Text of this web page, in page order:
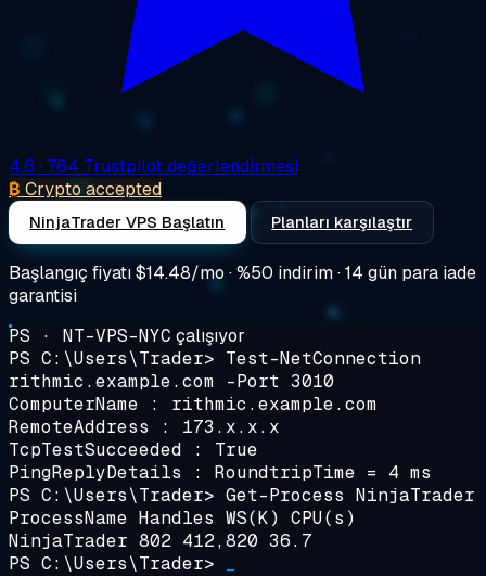
4.6 · 764 Trustpilot değerlendirmesi
₿ Crypto accepted
NinjaTrader VPS Başlatın Planları karşılaştır
Başlangıç fiyatı$14.48/mo· %50 indirim · 14 gün para iade
garantisi
PS · NT-VPS-NYC çalışıyor
PS C:\Users\Trader> Test-NetConnection
rithmic.example.com -Port 3010
ComputerName : rithmic.example.com
RemoteAddress : 173.x.x.x
TcpTestSucceeded : True
PingReplyDetails : RoundtripTime = 4 ms
PS C:\Users\Trader> Get-Process NinjaTrader
ProcessName Handles WS(K) CPU(s)
NinjaTrader 802 412,820 36.7
PS C:\Users\Trader>